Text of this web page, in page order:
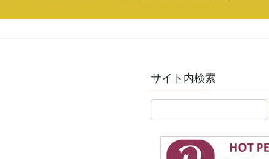
サイト内検索
索: